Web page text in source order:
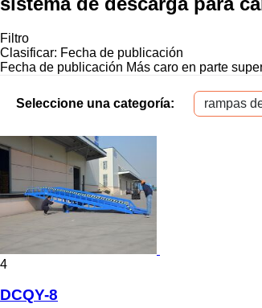
Filtro
Clasificar: Fecha de publicación
Fecha de publicación Más caro en parte
Seleccione una categoría: rampas
4
DCQY-8